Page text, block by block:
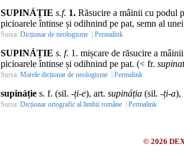
SUPINÁȚIE s.f. 1. Răsucire a mâinii cu podul
picioarele întinse și odihnind pe pat, semn al
Sursa: Dicționar de neologisme | Permalink
SUPINÁȚIE s. f. 1. mișcare de răsucire a
picioarele întinse și odihnind pe pat. (< fr.
Sursa: Marele dicționar de neologisme | Permalink
supináție s. f. (sil. -ți-e), art. supináția (sil. -ți-a),
Sursa: Dicționar ortografic al limbii române | Permalink
© 2026